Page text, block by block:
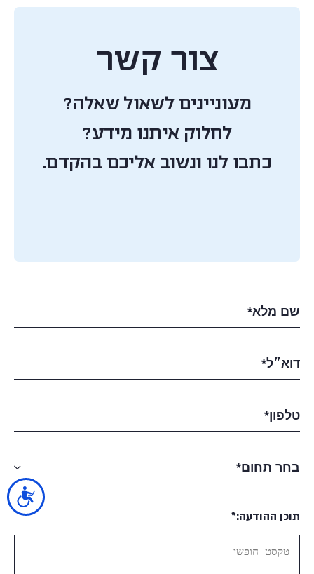
נגישות
צור קשר
מעוניינים לשאול שאלה?
לחלוק איתנו מידע?
כתבו לנו ונשוב אליכם בהקדם.
תוכן ההודעה:*